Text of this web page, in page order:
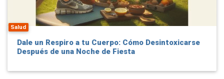
Salud
Dale un Respiro a tu Cuerpo: Cómo Desintoxicarse
Después de una Noche de Fiesta